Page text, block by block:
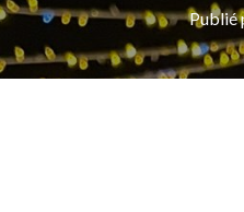
Publié